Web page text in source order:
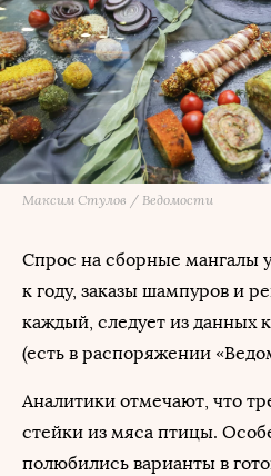
Максим Стулов / Ведомости
Спрос на сборные мангалы
к году, заказы шампуров и
каждый, следует из данных
(есть в распоряжении
Аналитики отмечают, что
стейки из мяса птицы.
полюбились варианты в